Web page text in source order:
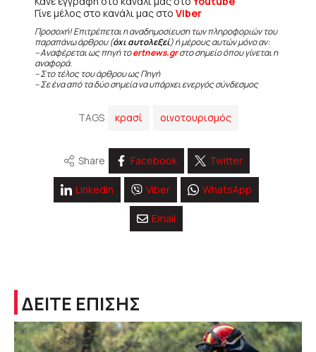
Γίνε μέλος στο κανάλι μας στο Viber
Προσοχή! Επιτρέπεται η αναδημοσίευση των πληροφοριών του
παραπάνω άρθρου (όχι αυτολεξεί) ή μέρους αυτών μόνο αν:
– Αναφέρεται ως πηγή τοertnews.grστο σημείο όπου γίνεται η
αναφορά.
– Στο τέλος του άρθρου ως Πηγή
– Σε ένα από τα δύο σημεία να υπάρχει ενεργός σύνδεσμος
TAGS κρασί οινοτουρισμός
Share Facebook Twitter
Linkedin Viber WhatsApp
Email
ΔΕΙΤΕ ΕΠΙΣΗΣ